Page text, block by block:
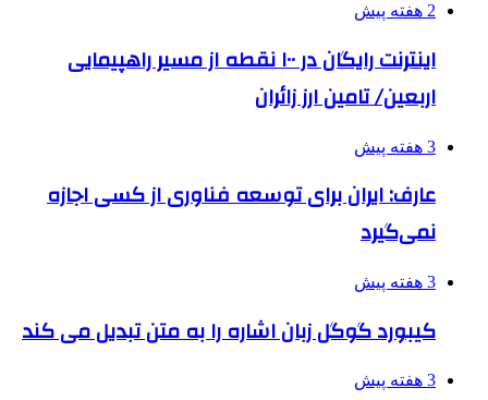
2 هفته پیش
اینترنت رایگان در ۱۰۰ نقطه از مسیر راهپیمایی
اربعین/ تامین ارز زائران
3 هفته پیش
عارف: ایران برای توسعه فناوری از کسی اجازه
نمی‌گیرد
3 هفته پیش
کیبورد گوگل زبان اشاره را به متن تبدیل می کند
3 هفته پیش